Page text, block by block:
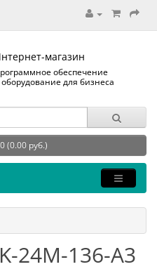
магазин
обеспечение
для бизнеса
(0.00 руб.)
24M-136-A3